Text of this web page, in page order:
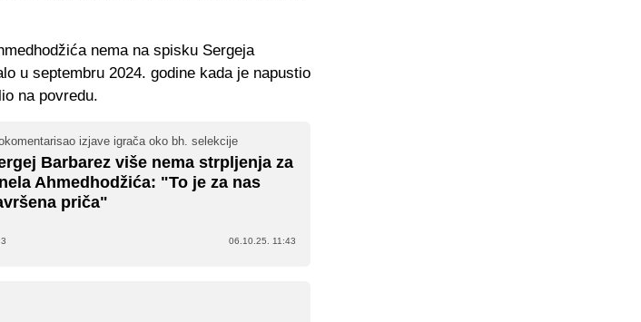
nema na spisku Sergeja
u septembru 2024. godine kada je napustio
na povredu.
izjave igrača oko bh. selekcije
Barbarez više nema strpljenja za
Ahmedhodžića: "To je za nas
priča"
3 06.10.25. 11:43